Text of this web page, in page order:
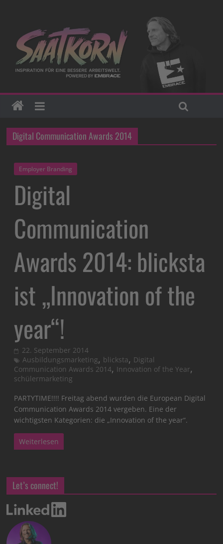
Digital Communication Awards 2014
Employer Branding
Digital
Communication
Awards 2014: blicksta
ist „Innovation of the
year“!
22. September 2014
Ausbildungsmarketing, blicksta, Digital
Communication Awards 2014, Innovation of the Year,
schülermarketing
PARTYTIME!!!! Freitag abend wurden die European Digital
Communication Awards 2014 vergeben. Eine der
wichtigsten Kategorien: die „Innovation of the year“.
Weiterlesen
Let’s connect!